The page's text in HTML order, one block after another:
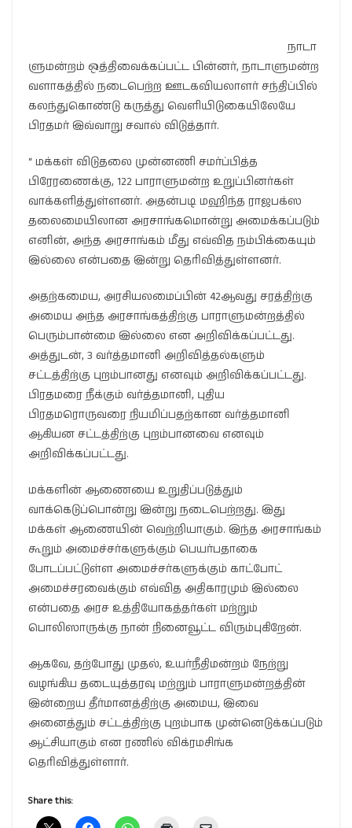
நாடா
ளுமன்றம் ஒத்திவைக்கப்பட்ட பின்னர், நாடாளுமன்ற
வளாகத்தில் நடைபெற்ற ஊடகவியலாளர் சந்திப்பில்
கலந்துகொண்டு கருத்து வெளியிடுகையிலேயே
பிரதமர் இவ்வாறு சவால் விடுத்தார்.
“ மக்கள் விடுதலை முன்னணி சமர்ப்பித்த
பிரேரணைக்கு, 122 பாராளுமன்ற உறுப்பினர்கள்
வாக்களித்துள்ளனர். அதன்படி மஹிந்த ராஜபக்ஸ
தலைமையிலான அரசாங்கமொன்று அமைக்கப்படும்
எனின், அந்த அரசாங்கம் மீது எவ்வித நம்பிக்கையும்
இல்லை என்பதை இன்று தெரிவித்துள்ளனர்.
அதற்கமைய, அரசியலமைப்பின் 42ஆவது சரத்திற்கு
அமைய அந்த அரசாங்கத்திற்கு பாராளுமன்றத்தில்
பெரும்பான்மை இல்லை என அறிவிக்கப்பட்டது.
அத்துடன், 3 வர்த்தமானி அறிவித்தல்களும்
சட்டத்திற்கு புறம்பானது எனவும் அறிவிக்கப்பட்டது.
பிரதமரை நீக்கும் வர்த்தமானி, புதிய
பிரதமரொருவரை நியமிப்பதற்கான வர்த்தமானி
ஆகியன சட்டத்திற்கு புறம்பானவை எனவும்
அறிவிக்கப்பட்டது.
மக்களின் ஆணையை உறுதிப்படுத்தும்
வாக்கெடுப்பொன்று இன்று நடைபெற்றது. இது
மக்கள் ஆணையின் வெற்றியாகும். இந்த அரசாங்கம்
கூறும் அமைச்சர்களுக்கும் பெயர்பதாகை
போடப்பட்டுள்ள அமைச்சர்களுக்கும் காட்போட்
அமைச்சரவைக்கும் எவ்வித அதிகாரமும் இல்லை
என்பதை அரச உத்தியோகத்தர்கள் மற்றும்
பொலிஸாருக்கு நான் நினைவூட்ட விரும்புகிறேன்.
ஆகவே, தற்போது முதல், உயர்நீதிமன்றம் நேற்று
வழங்கிய தடையுத்தரவு மற்றும் பாராளுமன்றத்தின்
இன்றைய தீர்மானத்திற்கு அமைய, இவை
அனைத்தும் சட்டத்திற்கு புறம்பாக முன்னெடுக்கப்படும்
ஆட்சியாகும் என ரணில் விக்ரமசிங்க
தெரிவித்துள்ளார்.
Share this: